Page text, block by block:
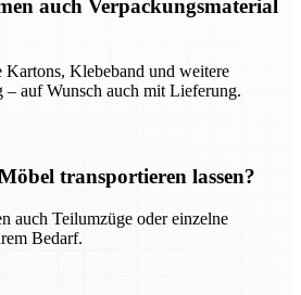
auch Verpackungsmaterial
Kartons, Klebeband und weitere
auf Wunsch auch mit Lieferung.
transportieren lassen?
auch Teilumzüge oder einzelne
Bedarf.